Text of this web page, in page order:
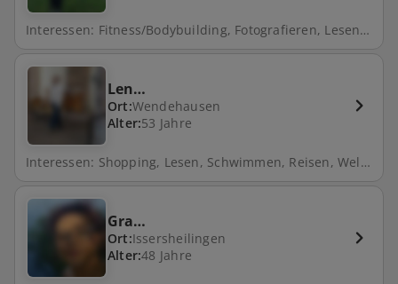
Interessen: Fitness/Bodybuilding, Fotografieren, Lesen, Natur, Freunde treffen, Fahrrad fahren, Gartenarbeit
Len…
Ort:Wendehausen
Alter:53 Jahre
Interessen: Shopping, Lesen, Schwimmen, Reisen, Wellness, Spazieren, Natur, Freunde treffen, Kino, Theater, Filme schauen
Gra…
Ort:Issersheilingen
Alter:48 Jahre